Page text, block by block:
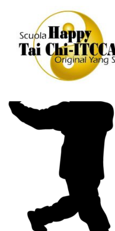
Tai-Chi-5